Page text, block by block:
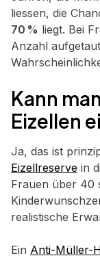
liessen, die
70 % liegt. Bei
Anzahl
Kann
Eizellen
Ja, das ist
Eizellreserve in
Frauen über 40
realistische
Ein Anti-Müller-